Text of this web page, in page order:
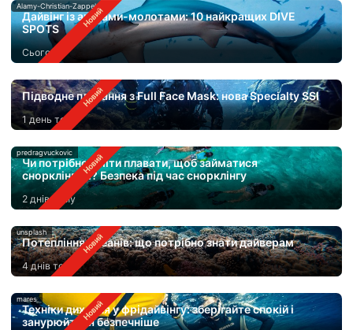
Alamy-Christian-Zappel
Дайвінг із акулами-молотами: 10 найкращих DIVE
SPOTS
Сьогодні
Підводне плавання з Full Face Mask: нова Specialty SSI
1 день тому
predragvuckovic
Чи потрібно вміти плавати, щоб займатися
снорклінгом? Безпека під час снорклінгу
2 днів тому
unsplash
Потепління океанів: що потрібно знати дайверам
4 днів тому
mares
Техніки дихання у фрідайвінгу: зберігайте спокій і
занурюйтеся безпечніше